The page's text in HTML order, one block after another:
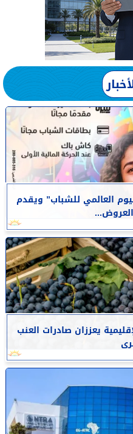
العالمي للشباب” ويقدم
يعززان صادرات العنب